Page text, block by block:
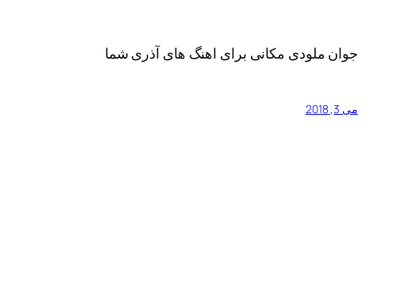
جوان ملودی مکانی برای اهنگ های آذری شما
می 3, 2018